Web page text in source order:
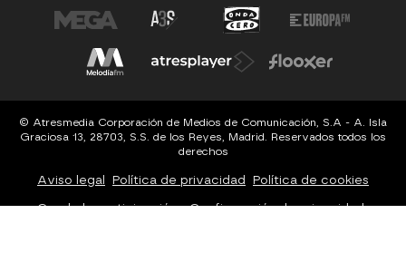
© Atresmedia Corporación de Medios de Comunicación, S.A - A. Isla
Graciosa 13, 28703, S.S. de los Reyes, Madrid. Reservados todos los
derechos
Aviso legal Política de privacidad Política de cookies
Cond. de participación Configuración de privacidad